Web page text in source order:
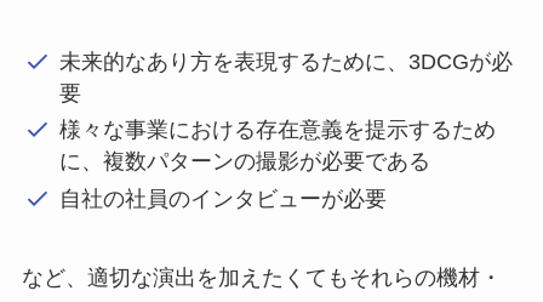
未来的なあり方を表現するために、3DCGが必
要
様々な事業における存在意義を提示するため
に、複数パターンの撮影が必要である
自社の社員のインタビューが必要
など、適切な演出を加えたくてもそれらの機材・